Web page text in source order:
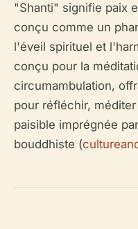
"Shanti" signifie paix
conçu comme un
l'éveil spirituel et
conçu pour la
circumambulation,
pour réfléchir,
paisible imprégnée
bouddhiste (